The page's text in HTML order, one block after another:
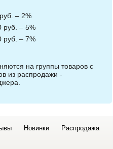
– 2%
руб. – 5%
руб. – 7%
на группы товаров с
из распродажи -
Новинки Распродажа